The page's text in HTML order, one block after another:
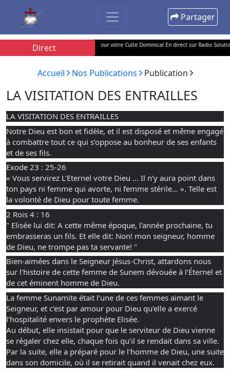
Partager
Direct
l'Apôtre Samuel TATHEU pour votre Culte Dominical En direct sur Radio Solution
Accueil Nos Publications Publication
LA VISITATION DES ENTRAILLES
LA VISITATION DES ENTRAILLES
Notre Dieu est bon et fidèle, et il est disposé et même engagé
à combattre tout ce qui s’oppose au bonheur de ses enfants
et de ses fils.
Exode 23 : 25-26
« Vous servirez L’Eternel votre Dieu ... Il n’y aura point dans
ton pays ni femme qui avorte, ni femme stérile... ». Telle est
la volonté de Dieu pour toute femme.
2 Rois 4 : 16
" Elisée lui dit: A cette même époque, l'année prochaine, tu
embrasseras un fils. Et elle dit: Non! mon seigneur, homme
de Dieu, ne trompe pas ta servante! "
Bien-aimées dans le Seigneur Jésus-Christ, attardons nous
sur l'histoire de cette femme de Sunem dévouée à l'Éternel et
de cet éminent homme de Dieu.
La femme Sunamite était l’une de ces femmes aimant le
Seigneur, et c’est par amour pour Dieu qu’elle a exercé
l’hospitalité envers le prophète Elisée.
Au début, elle insistait pour que le serviteur de Dieu vienne
se régaler chez elle, chaque fois qu’il se rendait dans sa ville.
Par la suite, elle a préparé pour le l'homme de Dieu, une suite
dans son domicile, où il se retirait quand il venait chez eux.